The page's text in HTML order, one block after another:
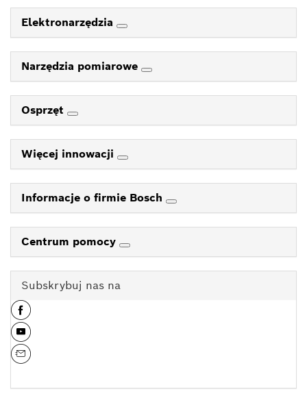
Elektronarzędzia
Narzędzia pomiarowe
Osprzęt
Więcej innowacji
Informacje o firmie Bosch
Centrum pomocy
Subskrybuj nas na